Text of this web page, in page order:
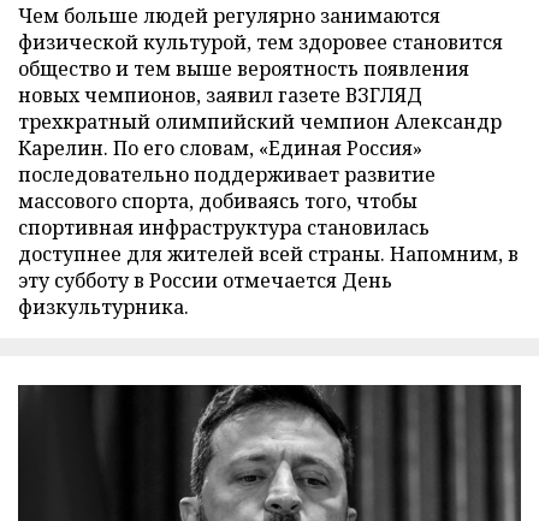
Чем больше людей регулярно занимаются
физической культурой, тем здоровее становится
общество и тем выше вероятность появления
новых чемпионов, заявил газете ВЗГЛЯД
трехкратный олимпийский чемпион Александр
Карелин. По его словам, «Единая Россия»
последовательно поддерживает развитие
массового спорта, добиваясь того, чтобы
спортивная инфраструктура становилась
доступнее для жителей всей страны. Напомним, в
эту субботу в России отмечается День
физкультурника.